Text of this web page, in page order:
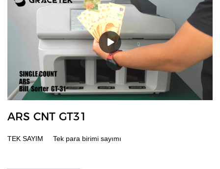
ARS CNT GT31
TEK SAYIM Tek para birimi sayımı